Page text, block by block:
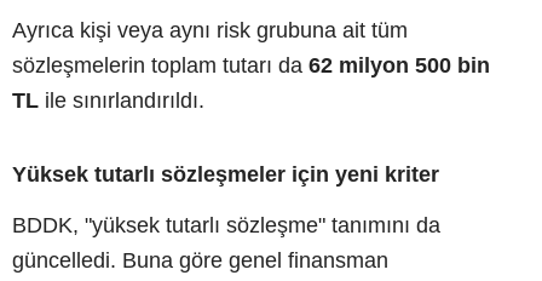
Ayrıca kişi veya aynı risk grubuna ait tüm
sözleşmelerin toplam tutarı da 62 milyon 500 bin
TL ile sınırlandırıldı.
Yüksek tutarlı sözleşmeler için yeni kriter
BDDK, "yüksek tutarlı sözleşme" tanımını da
güncelledi. Buna göre genel finansman